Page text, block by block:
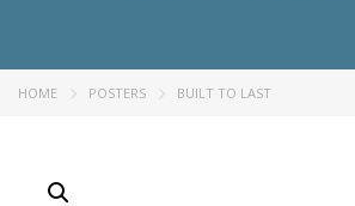
HOME POSTERS BUILT TO LAST